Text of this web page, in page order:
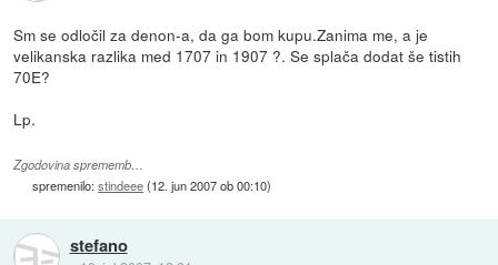
Sm se odločil za denon-a, da ga bom kupu.Zanima me, a je
velikanska razlika med 1707 in 1907 ?. Se splača dodat še tistih
70E?
Lp.
Zgodovina sprememb…
spremenilo:stindeee(12. jun 2007 ob 00:10)
stefano